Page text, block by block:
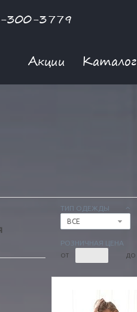
300-3779
Акции Каталог
ТИП ОДЕЖДЫ
ВСЕ
РОЗНИЧНАЯ ЦЕНА
ОТ ДО